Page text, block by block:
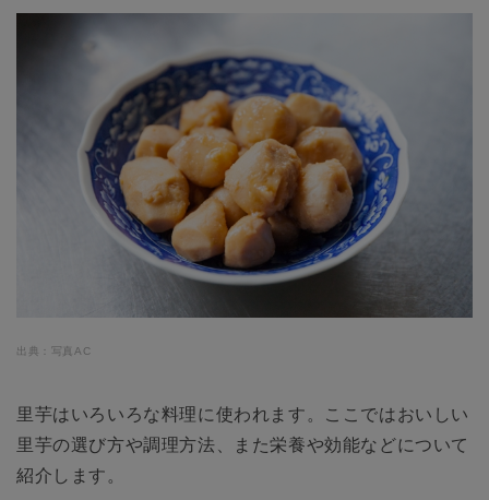
出典：写真AC
里芋はいろいろな料理に使われます。ここではおいしい
里芋の選び方や調理方法、また栄養や効能などについて
紹介します。